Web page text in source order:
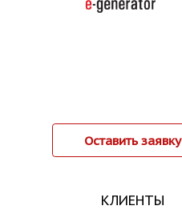
Оставить заявку
КЛИЕНТЫ